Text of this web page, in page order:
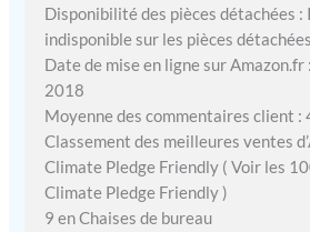
Disponibilité des pièces détachées
indisponible sur les pièces détachées
Date de mise en ligne sur
2018
Moyenne des commentaires client :
Classement des meilleures ventes
Climate Pledge Friendly ( Voir les
Climate Pledge Friendly )
9 en Chaises de bureau